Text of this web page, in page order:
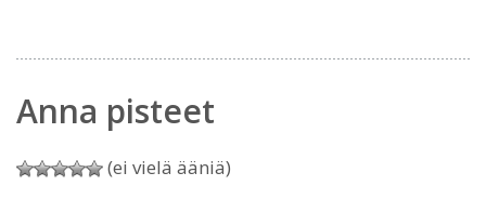
Anna pisteet
(ei vielä ääniä)